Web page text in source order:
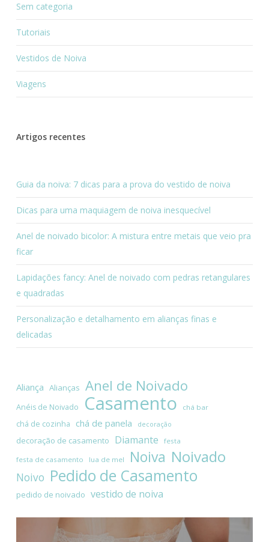
Sem categoria
Tutoriais
Vestidos de Noiva
Viagens
Artigos recentes
Guia da noiva: 7 dicas para a prova do vestido de noiva
Dicas para uma maquiagem de noiva inesquecível
Anel de noivado bicolor: A mistura entre metais que veio pra
ficar
Lapidações fancy: Anel de noivado com pedras retangulares
e quadradas
Personalização e detalhamento em alianças finas e
delicadas
Aliança Alianças Anel de Noivado
Anéis de Noivado Casamento chá bar
chá de cozinha chá de panela decoração
decoração de casamento Diamante festa
festa de casamento lua de mel Noiva Noivado
Noivo Pedido de Casamento
pedido de noivado vestido de noiva